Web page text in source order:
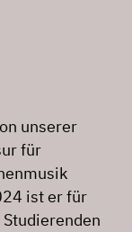
unserer
für
ist er für